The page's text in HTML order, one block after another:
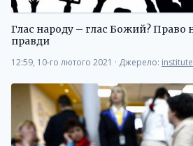
Глас народу – глас Божий? Право
правди
12:59, 10-го лютого 2021 · Джерело: